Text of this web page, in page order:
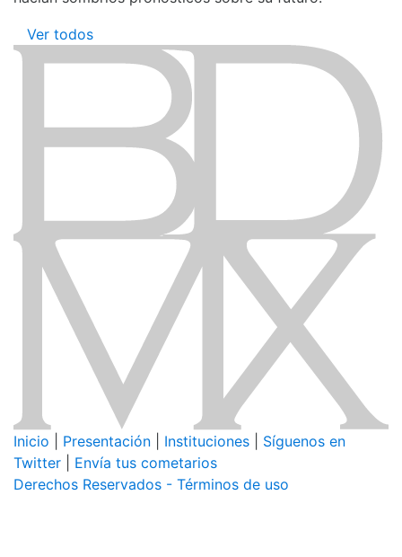
Ver todos
Inicio Presentación Instituciones
Síguenos en
Twitter
Envía tus cometarios
Derechos Reservados - Términos de uso